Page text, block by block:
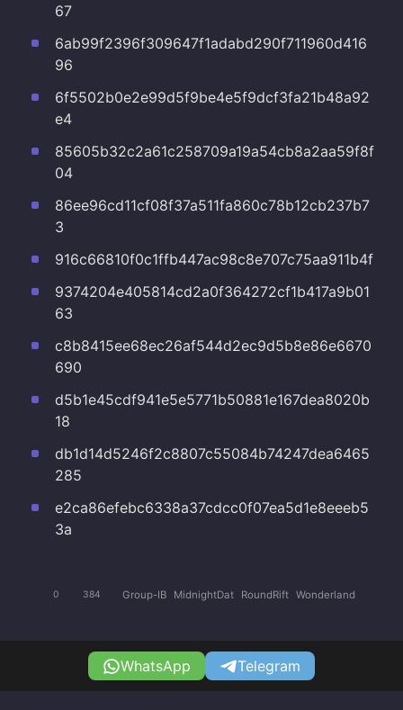
67
6ab99f2396f309647f1adabd290f711960d416
96
6f5502b0e2e99d5f9be4e5f9dcf3fa21b48a92
e4
85605b32c2a61c258709a19a54cb8a2aa59f8f
04
86ee96cd11cf08f37a511fa860c78b12cb237b7
3
916c66810f0c1ffb447ac98c8e707c75aa911b4f
9374204e405814cd2a0f364272cf1b417a9b01
63
c8b8415ee68ec26af544d2ec9d5b8e86e6670
690
d5b1e45cdf941e5e5771b50881e167dea8020b
18
db1d14d5246f2c8807c55084b74247dea6465
285
e2ca86efebc6338a37cdcc0f07ea5d1e8eeeb5
3a
0 384 Group-IB MidnightDat RoundRift Wonderland
WhatsApp Telegram